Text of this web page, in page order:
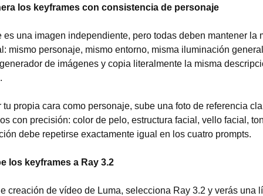
los keyframes con consistencia de personaje
es una imagen independiente, pero todas deben mantener la
mismo personaje, mismo entorno, misma iluminación
de imágenes y copia literalmente la misma
propia cara como personaje, sube una foto de referencia
con precisión: color de pelo, estructura facial, vello facial,
debe repetirse exactamente igual en los cuatro prompts.
los keyframes a Ray 3.2
creación de vídeo de Luma, selecciona Ray 3.2 y verás una